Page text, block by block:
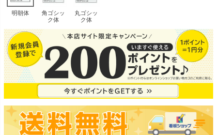
明朝体
角ゴシッ
ク体
丸ゴシッ
ク体